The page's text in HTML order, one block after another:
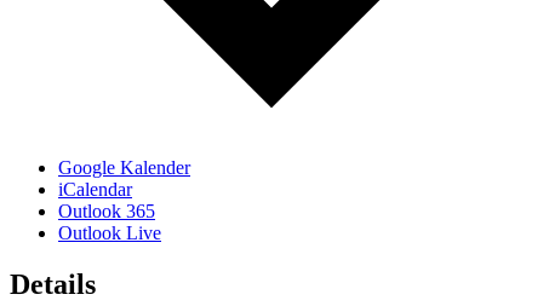
Google Kalender
iCalendar
Outlook 365
Outlook Live
Details